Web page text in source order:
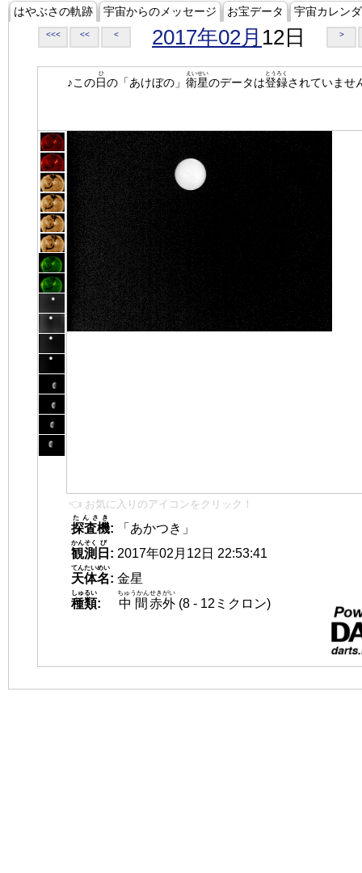
はやぶさの軌跡 宇宙からのメッセージ お宝データ 宇宙カレン
<<< << < 2017年02月 12日 >
♪この日
ひ
の「あけぼの」 衛星
えいせい
のデータは登録
とうろく
されていませ
👈 お気に入りのアイコンをクリック！
探査機
たんさき
:
「あかつき」
観測
かんそく
日
び
: 2017年02月12日 22:53:41
天体名
てんたいめい
: 金星
種類
しゅるい
: 中間
ちゅうかん
赤外
せきがい
(8 - 12ミクロン)